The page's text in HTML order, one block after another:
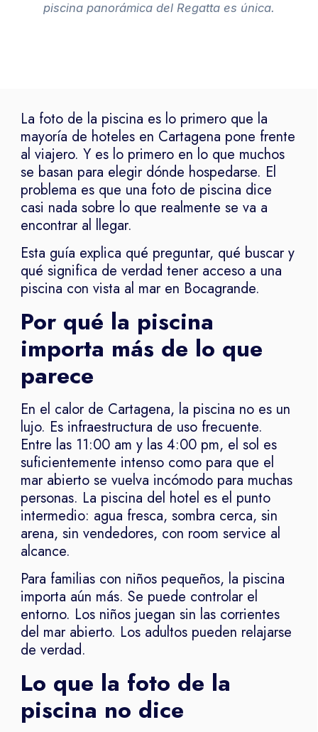
piscina panorámica del Regatta es única.
La foto de la piscina es lo primero que la
mayoría de hoteles en Cartagena pone frente
al viajero. Y es lo primero en lo que muchos
se basan para elegir dónde hospedarse. El
problema es que una foto de piscina dice
casi nada sobre lo que realmente se va a
encontrar al llegar.
Esta guía explica qué preguntar, qué buscar y
qué significa de verdad tener acceso a una
piscina con vista al mar en Bocagrande.
Por qué la piscina
importa más de lo que
parece
En el calor de Cartagena, la piscina no es un
lujo. Es infraestructura de uso frecuente.
Entre las 11:00 am y las 4:00 pm, el sol es
suficientemente intenso como para que el
mar abierto se vuelva incómodo para muchas
personas. La piscina del hotel es el punto
intermedio: agua fresca, sombra cerca, sin
arena, sin vendedores, con room service al
alcance.
Para familias con niños pequeños, la piscina
importa aún más. Se puede controlar el
entorno. Los niños juegan sin las corrientes
del mar abierto. Los adultos pueden relajarse
de verdad.
Lo que la foto de la
piscina no dice